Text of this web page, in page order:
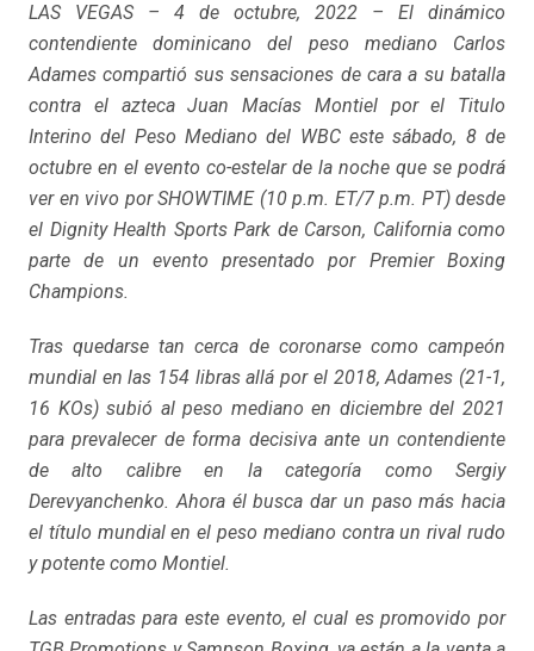
LAS VEGAS – 4 de octubre, 2022 – El dinámico
contendiente dominicano del peso mediano Carlos
Adames compartió sus sensaciones de cara a su batalla
contra el azteca Juan Macías Montiel por el Titulo
Interino del Peso Mediano del WBC este sábado, 8 de
octubre en el evento co-estelar de la noche que se podrá
ver en vivo por SHOWTIME (10 p.m. ET/7 p.m. PT) desde
el Dignity Health Sports Park de Carson, California como
parte de un evento presentado por Premier Boxing
Champions.
Tras quedarse tan cerca de coronarse como campeón
mundial en las 154 libras allá por el 2018, Adames (21-1,
16 KOs) subió al peso mediano en diciembre del 2021
para prevalecer de forma decisiva ante un contendiente
de alto calibre en la categoría como Sergiy
Derevyanchenko. Ahora él busca dar un paso más hacia
el título mundial en el peso mediano contra un rival rudo
y potente como Montiel.
Las entradas para este evento, el cual es promovido por